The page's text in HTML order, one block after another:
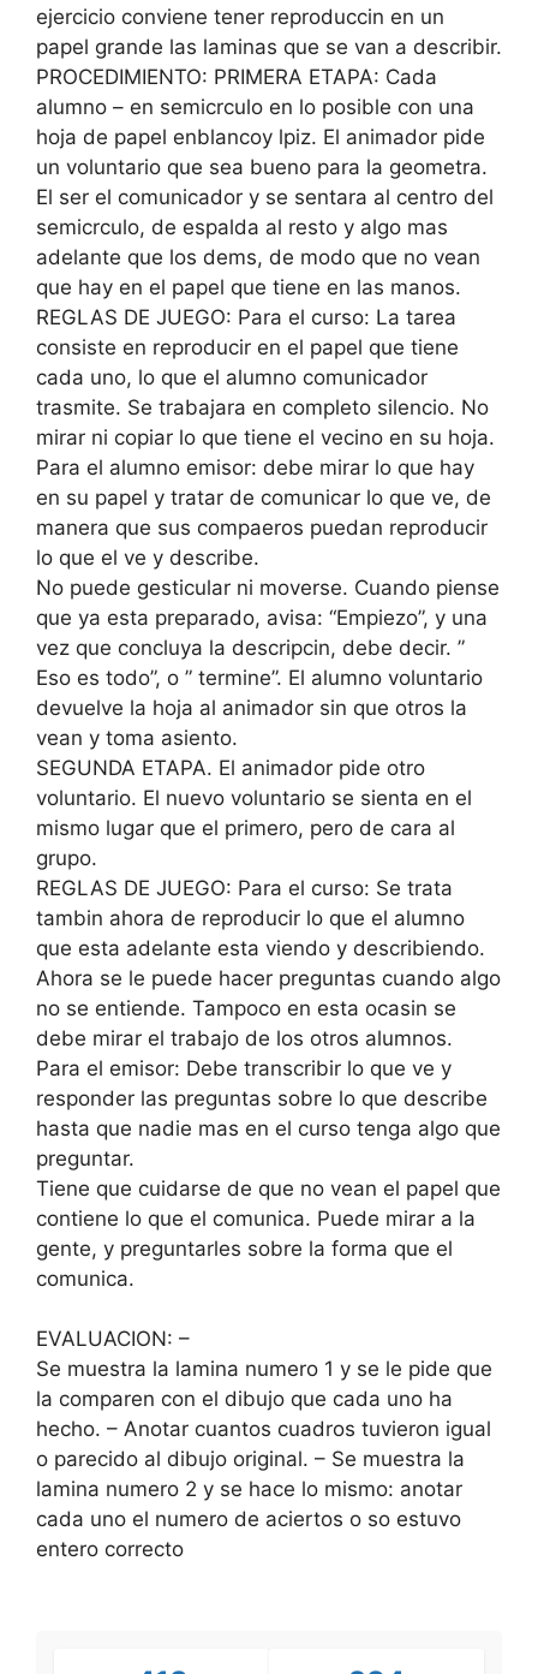
ejercicio conviene tener reproduccin en un
papel grande las laminas que se van a describir.
PROCEDIMIENTO: PRIMERA ETAPA: Cada
alumno – en semicrculo en lo posible con una
hoja de papel enblancoy lpiz. El animador pide
un voluntario que sea bueno para la geometra.
El ser el comunicador y se sentara al centro del
semicrculo, de espalda al resto y algo mas
adelante que los dems, de modo que no vean
que hay en el papel que tiene en las manos.
REGLAS DE JUEGO: Para el curso: La tarea
consiste en reproducir en el papel que tiene
cada uno, lo que el alumno comunicador
trasmite. Se trabajara en completo silencio. No
mirar ni copiar lo que tiene el vecino en su hoja.
Para el alumno emisor: debe mirar lo que hay
en su papel y tratar de comunicar lo que ve, de
manera que sus compaeros puedan reproducir
lo que el ve y describe.
No puede gesticular ni moverse. Cuando piense
que ya esta preparado, avisa: “Empiezo”, y una
vez que concluya la descripcin, debe decir. ”
Eso es todo”, o ” termine”. El alumno voluntario
devuelve la hoja al animador sin que otros la
vean y toma asiento.
SEGUNDA ETAPA. El animador pide otro
voluntario. El nuevo voluntario se sienta en el
mismo lugar que el primero, pero de cara al
grupo.
REGLAS DE JUEGO: Para el curso: Se trata
tambin ahora de reproducir lo que el alumno
que esta adelante esta viendo y describiendo.
Ahora se le puede hacer preguntas cuando algo
no se entiende. Tampoco en esta ocasin se
debe mirar el trabajo de los otros alumnos.
Para el emisor: Debe transcribir lo que ve y
responder las preguntas sobre lo que describe
hasta que nadie mas en el curso tenga algo que
preguntar.
Tiene que cuidarse de que no vean el papel que
contiene lo que el comunica. Puede mirar a la
gente, y preguntarles sobre la forma que el
comunica.
EVALUACION: –
Se muestra la lamina numero 1 y se le pide que
la comparen con el dibujo que cada uno ha
hecho. – Anotar cuantos cuadros tuvieron igual
o parecido al dibujo original. – Se muestra la
lamina numero 2 y se hace lo mismo: anotar
cada uno el numero de aciertos o so estuvo
entero correcto